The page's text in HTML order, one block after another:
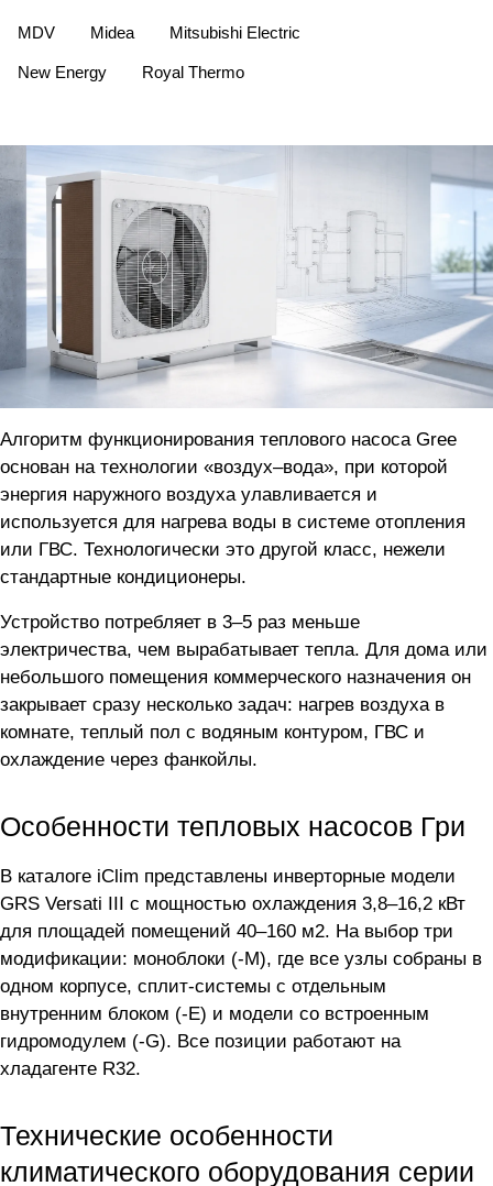
MDV Midea Mitsubishi Electric
New Energy Royal Thermo
Алгоритм функционирования теплового насоса Gree
основан на технологии «воздух–вода», при которой
энергия наружного воздуха улавливается и
используется для нагрева воды в системе отопления
или ГВС. Технологически это другой класс, нежели
стандартные кондиционеры.
Устройство потребляет в 3–5 раз меньше
электричества, чем вырабатывает тепла. Для дома или
небольшого помещения коммерческого назначения он
закрывает сразу несколько задач: нагрев воздуха в
комнате, теплый пол с водяным контуром, ГВС и
охлаждение через фанкойлы.
Особенности тепловых насосов Гри
В каталоге iClim представлены инверторные модели
GRS Versati III с мощностью охлаждения 3,8–16,2 кВт
для площадей помещений 40–160 м2. На выбор три
модификации: моноблоки (-M), где все узлы собраны в
одном корпусе, сплит-системы с отдельным
внутренним блоком (-E) и модели со встроенным
гидромодулем (-G). Все позиции работают на
хладагенте R32.
Технические особенности
климатического оборудования серии